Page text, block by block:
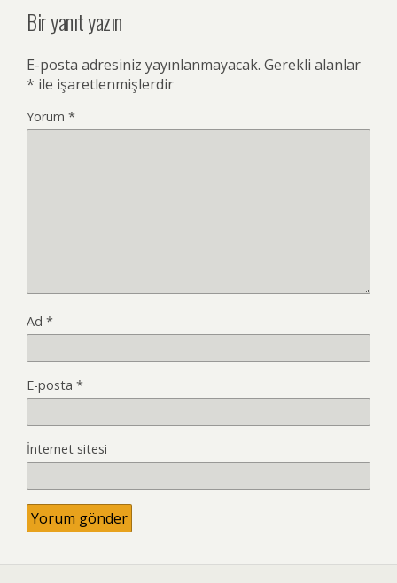
Bir yanıt yazın
E-posta adresiniz yayınlanmayacak. Gerekli alanlar
* ile işaretlenmişlerdir
Yorum *
Ad *
E-posta *
İnternet sitesi